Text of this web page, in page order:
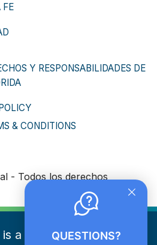
FE
Y RESPONSABILIDADES DE
& CONDITIONS
- Todos los derechos
a part of NeueHealth.
QUESTIONS?